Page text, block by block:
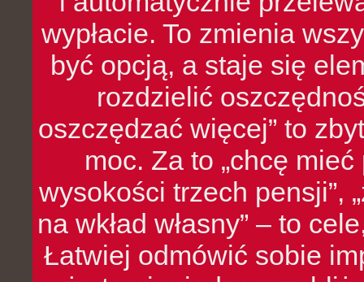
wypłacie. To zmienia
być opcją, a staje się
rozdzielić
oszczędzać więcej” to
moc. Za to „chcę
wysokości trzech pensji”,
na wkład własny” – to
Łatwiej odmówić sobie